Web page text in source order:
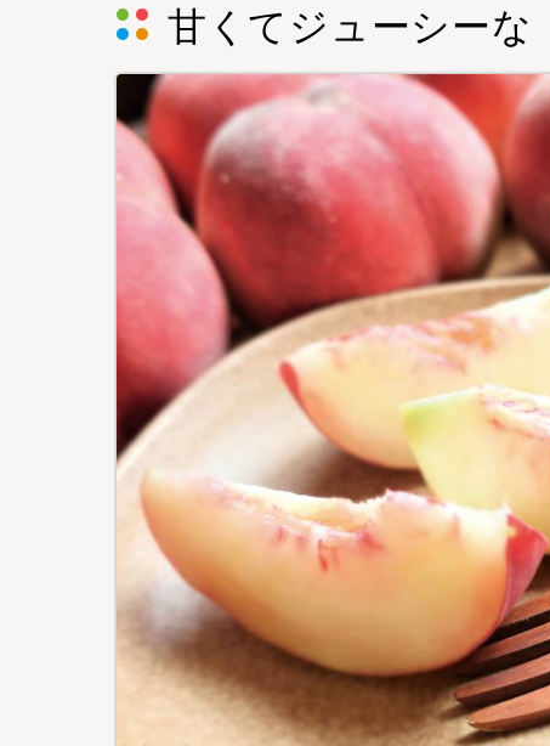
甘くてジューシーな